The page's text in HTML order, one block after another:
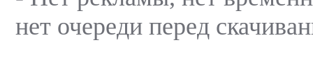
нет очереди перед